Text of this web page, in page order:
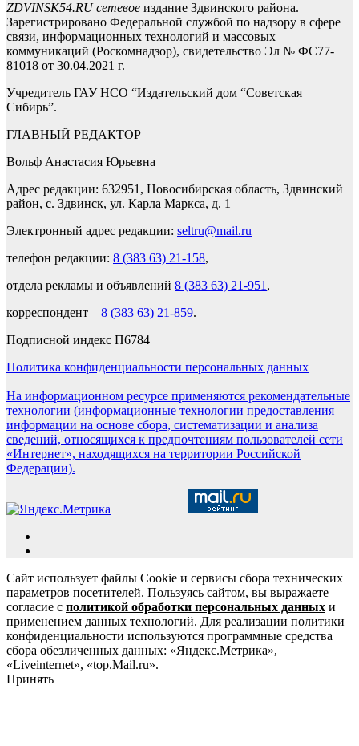
ZDVINSK54.RU сетевое издание Здвинского района.
Зарегистрировано Федеральной службой по надзору в сфере
связи, информационных технологий и массовых
коммуникаций (Роскомнадзор), свидетельство Эл № ФС77-
81018 от 30.04.2021 г.
Учредитель ГАУ НСО “Издательский дом “Советская
Сибирь”.
ГЛАВНЫЙ РЕДАКТОР
Вольф Анастасия Юрьевна
Адрес редакции: 632951, Новосибирская область, Здвинский
район, с. Здвинск, ул. Карла Маркса, д. 1
Электронный адрес редакции: seltru@mail.ru
телефон редакции: 8 (383 63) 21-158,
отдела рекламы и объявлений 8 (383 63) 21-951 ,
корреспондент – 8 (383 63) 21-859.
Подписной индекс П6784
Политика конфиденциальности персональных данных
На информационном ресурсе применяются рекомендательные
технологии (информационные технологии предоставления
информации на основе сбора, систематизации и анализа
сведений, относящихся к предпочтениям пользователей сети
«Интернет», находящихся на территории Российской
Федерации).
Сайт использует файлы Cookie и сервисы сбора технических
параметров посетителей. Пользуясь сайтом, вы выражаете
согласие с политикой обработки персональных данных и
применением данных технологий. Для реализации политики
конфиденциальности используются программные средства
сбора обезличенных данных: «Яндекс.Метрика»,
«Liveinternet», «top.Mail.ru».
Принять